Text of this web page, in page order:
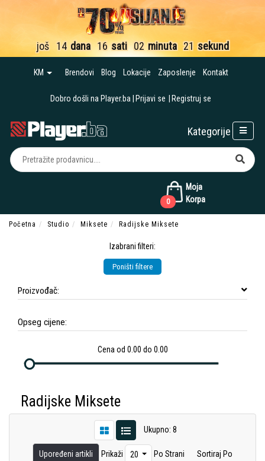
još 14 dana 16 sati 02 minuta 21 sekund
KM Brendovi Blog Lokacije Zaposlenje Kontakt
Dobro došli na Player.ba Prijavi se Registruj se
Moja
Korpa
0
Kategorije
Početna Studio Miksete Radijske Miksete
Izabrani filteri:
Poništi filtere
Proizvođač:
Opseg cijene:
Cena od 0.00 do 0.00
Radijske Miksete
Ukupno: 8
Upoređeni artikli Prikaži 20 Po Strani Sortiraj Po